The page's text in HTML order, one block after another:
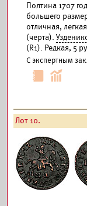
Полтина 1707
большего
отличная,
(черта).
(R1). Редкая, 5
С экспертным
Лот 10.